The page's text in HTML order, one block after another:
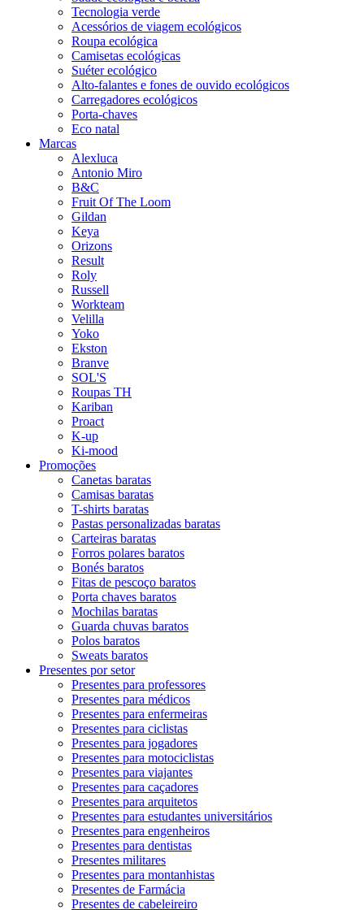
Tecnologia verde
Acessórios de viagem ecológicos
Roupa ecológica
Camisetas ecológicas
Suéter ecológico
Alto-falantes e fones de ouvido ecológicos
Carregadores ecológicos
Porta-chaves
Eco natal
Marcas
Alexluca
Antonio Miro
B&C
Fruit Of The Loom
Gildan
Keya
Orizons
Result
Roly
Russell
Workteam
Velilla
Yoko
Ekston
Branve
SOL'S
Roupas TH
Kariban
Proact
K-up
Ki-mood
Promoções
Canetas baratas
Camisas baratas
T-shirts baratas
Pastas personalizadas baratas
Carteiras baratas
Forros polares baratos
Bonés baratos
Fitas de pescoço baratos
Porta chaves baratos
Mochilas baratas
Guarda chuvas baratos
Polos baratos
Sweats baratos
Presentes por setor
Presentes para professores
Presentes para médicos
Presentes para enfermeiras
Presentes para ciclistas
Presentes para jogadores
Presentes para motociclistas
Presentes para viajantes
Presentes para caçadores
Presentes para arquitetos
Presentes para estudantes universitários
Presentes para engenheiros
Presentes para dentistas
Presentes militares
Presentes para montanhistas
Presentes de Farmácia
Presentes de cabeleireiro